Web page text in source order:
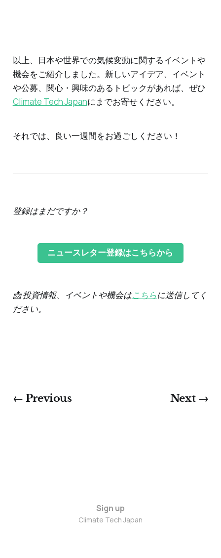
以上、日本や世界での気候変動に関するイベントや
機会をご紹介しました。新しいアイデア、イベント
や公募、関心・興味のあるトピックがあれば、ぜひ
Climate Tech Japanにまでお寄せください。
それでは、良い一週間をお過ごしください！
登録はまだですか？
ニュースレター登録はこちらから
📩 投資情報、イベントや機会はこちらに送信してく
ださい。
← Previous Next →
Sign up
Climate Tech Japan